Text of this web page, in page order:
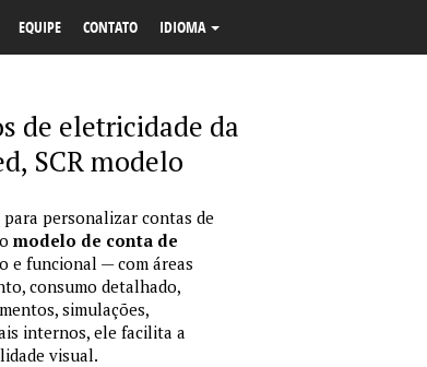
EQUIPE CONTATO IDIOMA
de eletricidade da
SCR modelo
personalizar contas de
modelo de conta de
e funcional — com áreas
consumo detalhado,
simulações,
internos, ele facilita a
visual.